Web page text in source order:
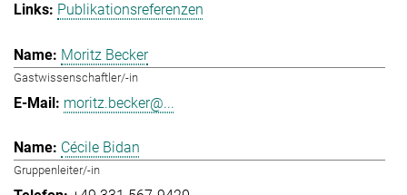
Publikationsreferenzen
Moritz Becker
Gastwissenschaftler/-in
moritz.becker@...
Cécile Bidan
Gruppenleiter/-in